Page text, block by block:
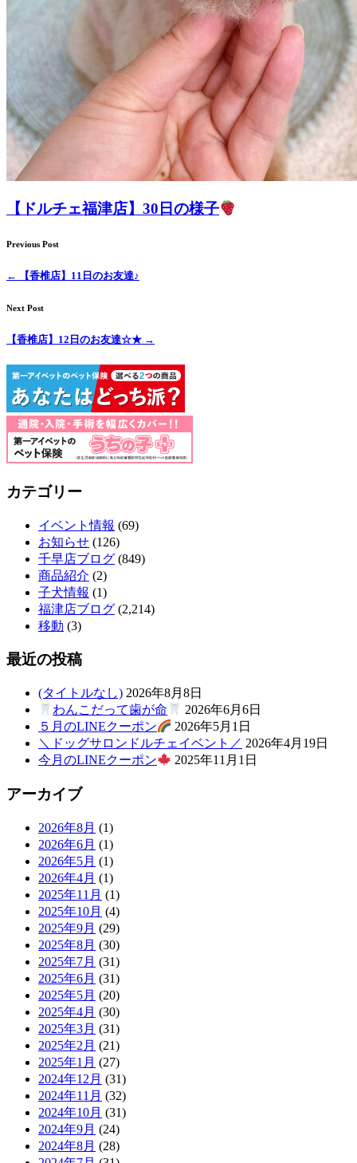
【ドルチェ福津店】30日の様子
Previous Post
← 【香椎店】11日のお友達♪
Next Post
【香椎店】12日のお友達☆★ →
カテゴリー
イベント情報 (69)
お知らせ (126)
千早店ブログ (849)
商品紹介 (2)
子犬情報 (1)
福津店ブログ (2,214)
移動 (3)
最近の投稿
(タイトルなし) 2026年8月8日
わんこだって歯が命
2026年6月6日
５月のLINEクーポン
2026年5月1日
＼ドッグサロンドルチェイベント／ 2026年4月19日
今月のLINEクーポン
2025年11月1日
アーカイブ
2026年8月 (1)
2026年6月 (1)
2026年5月 (1)
2026年4月 (1)
2025年11月 (1)
2025年10月 (4)
2025年9月 (29)
2025年8月 (30)
2025年7月 (31)
2025年6月 (31)
2025年5月 (20)
2025年4月 (30)
2025年3月 (31)
2025年2月 (21)
2025年1月 (27)
2024年12月 (31)
2024年11月 (32)
2024年10月 (31)
2024年9月 (24)
2024年8月 (28)